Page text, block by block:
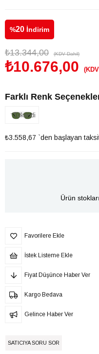
%20 İndirim
₺13.344,00 (KDV Dahil)
₺10.676,00
Farklı Renk
Tükendi
₺3.558,67 `den başlayan
Ürün
Favorilere Ekle
İstek Listeme Ekle
Fiyat Düşünce Haber Ver
Kargo Bedava
Gelince Haber Ver
SATICIYA SORU SOR